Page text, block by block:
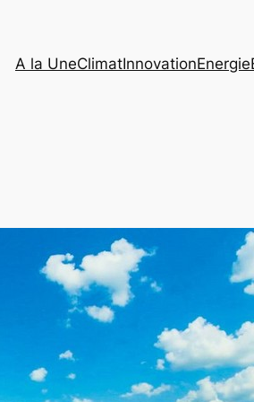
A la UneClimatInnovationEnergie